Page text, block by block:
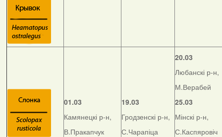
01.03
Камянецкі р-н,
В.Пракапчук
19.03
Гродзенскі р-н,
С.Чарапіца
20.03
Любанскі р-н,
М.Верабей
25.03
Мінскі р-н,
С.Каспяровіч